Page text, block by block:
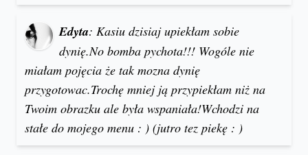
Edyta: Kasiu dzisiaj upiekłam sobie
dynię.No bomba pychota!!! Wogóle nie
miałam pojęcia że tak mozna dynię
przygotowac.Trochę mniej ją przypiekłam niż na
Twoim obrazku ale była wspaniała!Wchodzi na
stałe do mojego menu : ) (jutro tez piekę : )